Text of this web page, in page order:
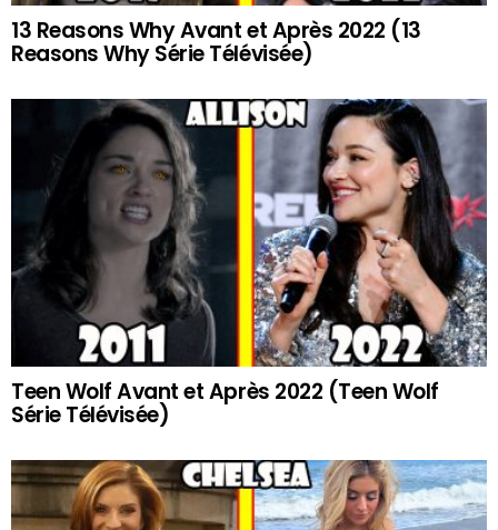
13 Reasons Why Avant et Après 2022 (13
Reasons Why Série Télévisée)
Teen Wolf Avant et Après 2022 (Teen Wolf
Série Télévisée)